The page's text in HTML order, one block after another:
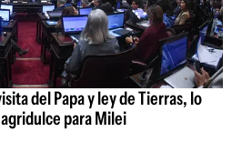
del Papa y ley de Tierras, lo
para Milei